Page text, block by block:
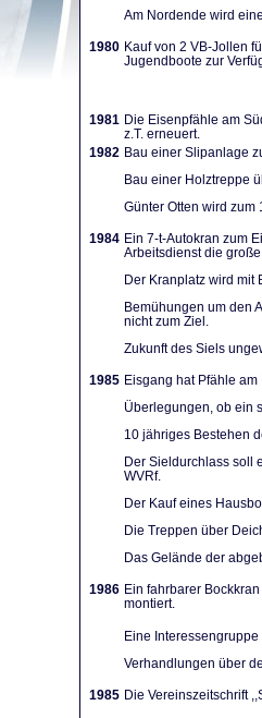
Am Nordende wird
1980 Kauf von 2 VB-Jollen
Jugendboote zur
1981 Die Eisenpfähle am
z.T. erneuert.
1982 Bau einer Slipanlage
Bau einer Holztreppe
Günter Otten wird zum
1984 Ein 7-t-Autokran zum
Arbeits­dienst die
Der Kranplatz wird mit
Bemühungen um den
nicht zum Ziel.
Zukunft des Siels
1985 Eisgang hat Pfähle
Überlegungen, ob ein
10 jähriges Bestehen
Der Sieldurchlass soll
WVRf.
Der Kauf eines
Die Treppen über
Das Gelände der
1986 Ein fahrbarer
montiert.
Eine
Verhandlungen über
1985 Die Vereinszeitschrift